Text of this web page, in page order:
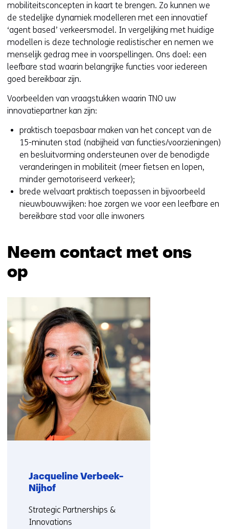
mobiliteitsconcepten in kaart te brengen. Zo kunnen we
de stedelijke dynamiek modelleren met een innovatief
‘agent based’ verkeersmodel. In vergelijking met huidige
modellen is deze technologie realistischer en nemen we
menselijk gedrag mee in voorspellingen. Ons doel: een
leefbare stad waarin belangrijke functies voor iedereen
goed bereikbaar zijn.
Voorbeelden van vraagstukken waarin TNO uw
innovatiepartner kan zijn:
praktisch toepasbaar maken van het concept van de
15-minuten stad (nabijheid van functies/voorzieningen)
en besluitvorming ondersteunen over de benodigde
veranderingen in mobiliteit (meer fietsen en lopen,
minder gemotoriseerd verkeer);
brede welvaart praktisch toepassen in bijvoorbeeld
nieuwbouwwijken: hoe zorgen we voor een leefbare en
bereikbare stad voor alle inwoners
Neem contact met ons
op
navigatie
over
(Neem
contact
met
ons
op)
Jacqueline Verbeek-
Nijhof
Functie:
Strategic Partnerships &
Innovations